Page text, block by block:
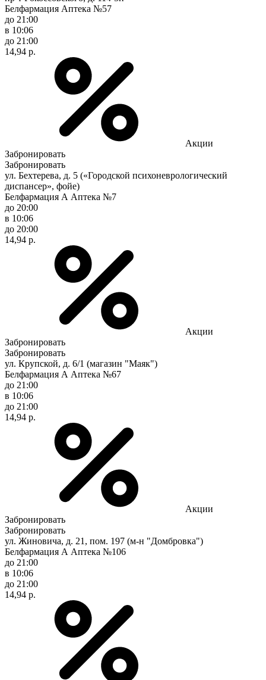
Белфармация Аптека №57
до 21:00
в 10:06
до 21:00
14,94 р.
Акции
Забронировать
Забронировать
ул. Бехтерева, д. 5 («Городской психоневрологический
диспансер», фойе)
Белфармация А Аптека №7
до 20:00
в 10:06
до 20:00
14,94 р.
Акции
Забронировать
Забронировать
ул. Крупской, д. 6/1 (магазин "Маяк")
Белфармация А Аптека №67
до 21:00
в 10:06
до 21:00
14,94 р.
Акции
Забронировать
Забронировать
ул. Жиновича, д. 21, пом. 197 (м-н "Домбровка")
Белфармация А Аптека №106
до 21:00
в 10:06
до 21:00
14,94 р.